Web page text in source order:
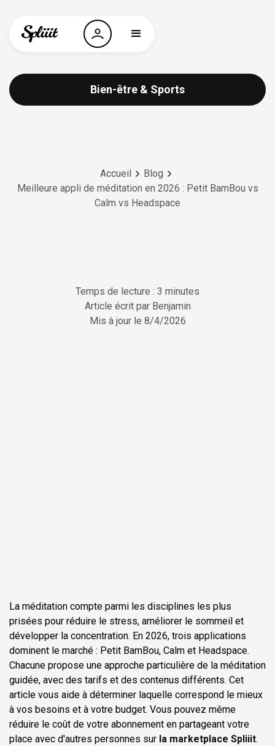
Bien-être & Sports
Accueil
Blog
Meilleure appli de méditation en 2026 : Petit BamBou vs
Calm vs Headspace
Temps de lecture : 3 minutes
Article écrit par Benjamin
Mis à jour le 8/4/2026
La méditation compte parmi les disciplines les plus
prisées pour réduire le stress, améliorer le sommeil et
développer la concentration. En 2026, trois applications
dominent le marché : Petit BamBou, Calm et Headspace.
Chacune propose une approche particulière de la méditation
guidée, avec des tarifs et des contenus différents. Cet
article vous aide à déterminer laquelle correspond le mieux
à vos besoins et à votre budget. Vous pouvez même
réduire le coût de votre abonnement en partageant votre
place avec d'autres personnes sur la marketplace Spliiit.